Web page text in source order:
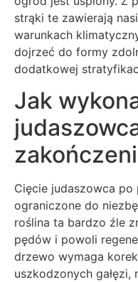
strąki te zawierają
warunkach
dojrzeć do formy
dodatkowej
Jak
Cięcie judaszowca
ograniczone do
roślina ta bardzo źle
pędów i powoli
drzewo wymaga
uszkodzonych